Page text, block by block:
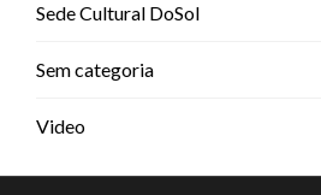
Sede Cultural DoSol
Sem categoria
Video